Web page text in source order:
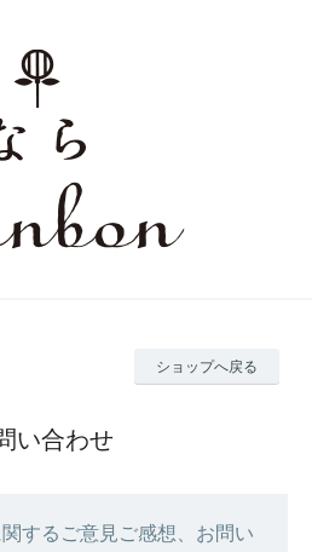
ショップへ戻る
い合わせ
するご意見ご感想、お問い